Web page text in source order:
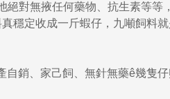
絕對無掖任何藥物、抗生素等等
穩定收成一斤蝦仔，九噸飼料
銷、家己飼、無針無藥ê幾隻